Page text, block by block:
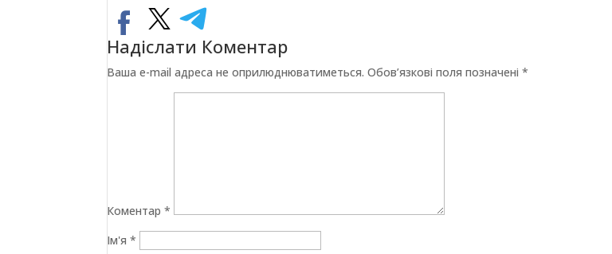
Надіслати Коментар
Ваша e-mail адреса не оприлюднюватиметься. Обов’язкові поля позначені*
Коментар*
Ім'я*